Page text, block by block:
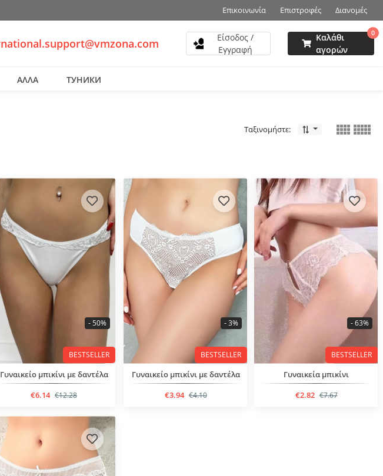
Επικοινωνία Επιστροφές Διανομές
Είσοδος /
Εγγραφή
Καλάθι
αγορών
0
ΑΛΛΑ ТУНИКИ
Ταξινομήστε:
BESTSELLER
Γυναικείο μπικίνι με δαντέλα
€6.14 €12.28
- 50%
BESTSELLER
Γυναικείο μπικίνι με δαντέλα
€3.94 €4.10
- 3%
BESTSELLER
Γυναικεία μπικίνι
€2.82 €7.67
- 63%